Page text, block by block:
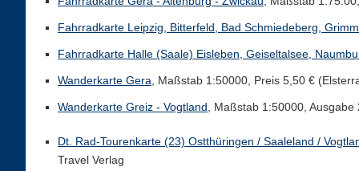
Fahrradkarte Leipzig, Bitterfeld, Bad Schmiedeberg,
Fahrradkarte Halle (Saale) Eisleben, Geiseltalsee,
Wanderkarte Gera , Maßstab 1:50000, Preis 5,50 €
Wanderkarte Greiz - Vogtland , Maßstab 1:50000,
Dt. Rad-Tourenkarte (23) Ostthüringen / Saaleland /
Travel Verlag